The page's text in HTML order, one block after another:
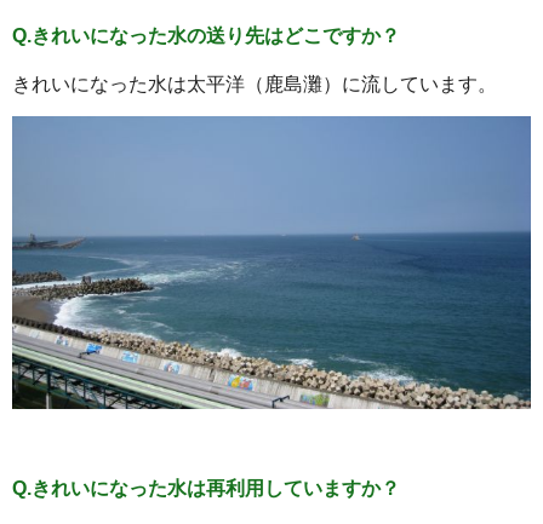
Q.きれいになった水の送り先はどこですか？
きれいになった水は太平洋（鹿島灘）に流しています。
Q.きれいになった水は再利用していますか？